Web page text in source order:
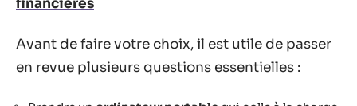
Avant de faire votre choix, il est utile de passer
en revue plusieurs questions essentielles :